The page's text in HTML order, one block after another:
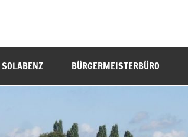
SOLABENZ BÜRGERMEISTERBÜRO